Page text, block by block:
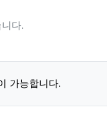
다.
가능합니다.